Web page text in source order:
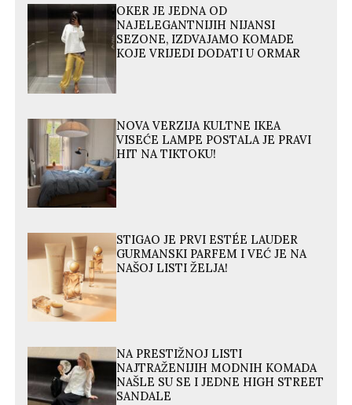
OKER JE JEDNA OD
NAJELEGANTNIJIH NIJANSI
SEZONE, IZDVAJAMO KOMADE
KOJE VRIJEDI DODATI U ORMAR
NOVA VERZIJA KULTNE IKEA
VISEĆE LAMPE POSTALA JE PRAVI
HIT NA TIKTOKU!
STIGAO JE PRVI ESTÉE LAUDER
GURMANSKI PARFEM I VEĆ JE NA
NAŠOJ LISTI ŽELJA!
NA PRESTIŽNOJ LISTI
NAJTRAŽENIJIH MODNIH KOMADA
NAŠLE SU SE I JEDNE HIGH STREET
SANDALE